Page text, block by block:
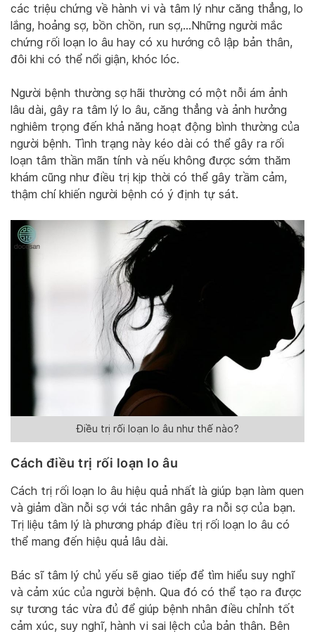
các triệu chứng về hành vi và tâm lý như căng thẳng, lo
lắng, hoảng sợ, bồn chồn, run sợ,…Những người mắc
chứng rối loạn lo âu hay có xu hướng cô lập bản thân,
đôi khi có thể nổi giận, khóc lóc.
Người bệnh thường sợ hãi thường có một nỗi ám ảnh
lâu dài, gây ra tâm lý lo âu, căng thẳng và ảnh hưởng
nghiêm trọng đến khả năng hoạt động bình thường của
người bệnh. Tình trạng này kéo dài có thể gây ra rối
loạn tâm thần mãn tính và nếu không được sớm thăm
khám cũng như điều trị kịp thời có thể gây trầm cảm,
thậm chí khiến người bệnh có ý định tự sát.
Điều trị rối loạn lo âu như thế nào?
Cách điều trị rối loạn lo âu
Cách trị rối loạn lo âu hiệu quả nhất là giúp bạn làm quen
và giảm dần nỗi sợ với tác nhân gây ra nỗi sợ của bạn.
Trị liệu tâm lý là phương pháp điều trị rối loạn lo âu có
thể mang đến hiệu quả lâu dài.
Bác sĩ tâm lý chủ yếu sẽ giao tiếp để tìm hiểu suy nghĩ
và cảm xúc của người bệnh. Qua đó có thể tạo ra được
sự tương tác vừa đủ để giúp bệnh nhân điều chỉnh tốt
cảm xúc, suy nghĩ, hành vi sai lệch của bản thân. Bên